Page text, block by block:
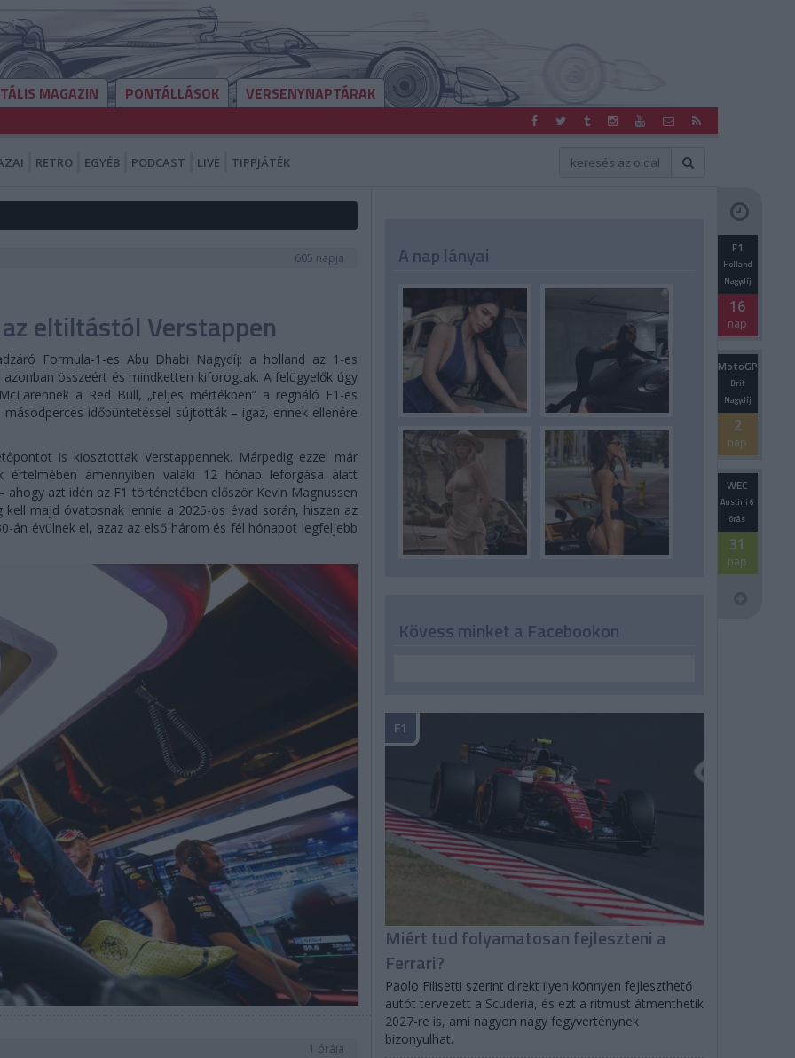
MAGAZIN PONTÁLLÁSOK VERSENYNAPTÁRAK
RETRO EGYÉB PODCAST LIVE TIPPJÁTÉK
605 napja
eltiltástól Verstappen
Formula-1-es Abu Dhabi Nagydíj: a holland az 1-es
összeért és mindketten kiforogtak. A felügyelők úgy
a Red Bull, „teljes mértékben” a regnáló F1-es
időbüntetéssel sújtották – igaz, ennek ellenére
is kiosztottak Verstappennek. Márpedig ezzel már
értelmében amennyiben valaki 12 hónap leforgása alatt
azt idén az F1 történetében először Kevin Magnussen
majd óvatosnak lennie a 2025-ös évad során, hiszen az
án évülnek el, azaz az első három és fél hónapot legfeljebb
1 órája
A nap lányai
Kövess minket a Facebookon
F1
Holland
Nagydíj
16
nap
MotoGP
Brit
Nagydíj
2
nap
WEC
Austini 6
órás
31
nap
Miért tud folyamatosan fejleszteni a
Ferrari?
Paolo Filisetti szerint direkt ilyen könnyen fejleszthető
autót tervezett a Scuderia, és ezt a ritmust átmenthetik
2027-re is, ami nagyon nagy fegyverténynek
bizonyulhat.
F1